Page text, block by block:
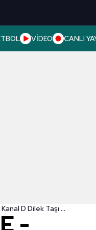
VİDEO CANLI
Dilek Taşı 12. BÖLÜM İZLE - Dilek Taşı yeni bölüm izle - Kanal D Dilek Taşı izle
-